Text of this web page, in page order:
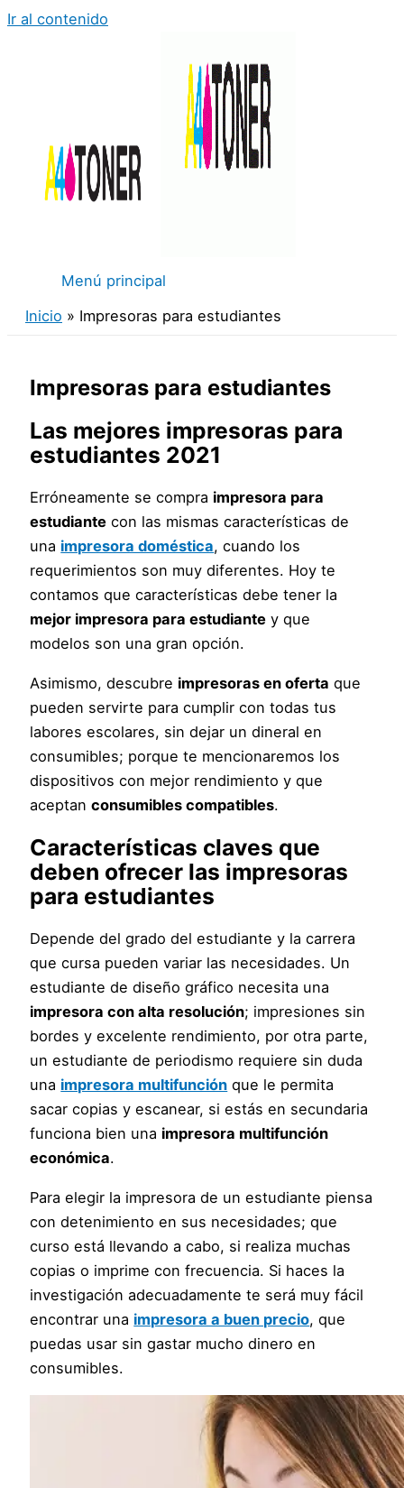
Ir al contenido
Menú principal
Inicio
Impresoras para estudiantes
Impresoras para estudiantes
Las mejores impresoras para
estudiantes 2021
Erróneamente se compra impresora para
estudiante con las mismas características de
una impresora doméstica, cuando los
requerimientos son muy diferentes. Hoy te
contamos que características debe tener la
mejor impresora para estudiante y que
modelos son una gran opción.
Asimismo, descubre impresoras en oferta que
pueden servirte para cumplir con todas tus
labores escolares, sin dejar un dineral en
consumibles; porque te mencionaremos los
dispositivos con mejor rendimiento y que
aceptanconsumibles compatibles.
Características claves que
deben ofrecer las impresoras
para estudiantes
Depende del grado del estudiante y la carrera
que cursa pueden variar las necesidades. Un
estudiante de diseño gráfico necesita una
impresora con alta resolución; impresiones sin
bordes y excelente rendimiento, por otra parte,
un estudiante de periodismo requiere sin duda
una impresora multifunción que le permita
sacar copias y escanear, si estás en secundaria
funciona bien una impresora multifunción
económica.
Para elegir la impresora de un estudiante piensa
con detenimiento en sus necesidades; que
curso está llevando a cabo, si realiza muchas
copias o imprime con frecuencia. Si haces la
investigación adecuadamente te será muy fácil
encontrar una impresora a buen precio, que
puedas usar sin gastar mucho dinero en
consumibles.